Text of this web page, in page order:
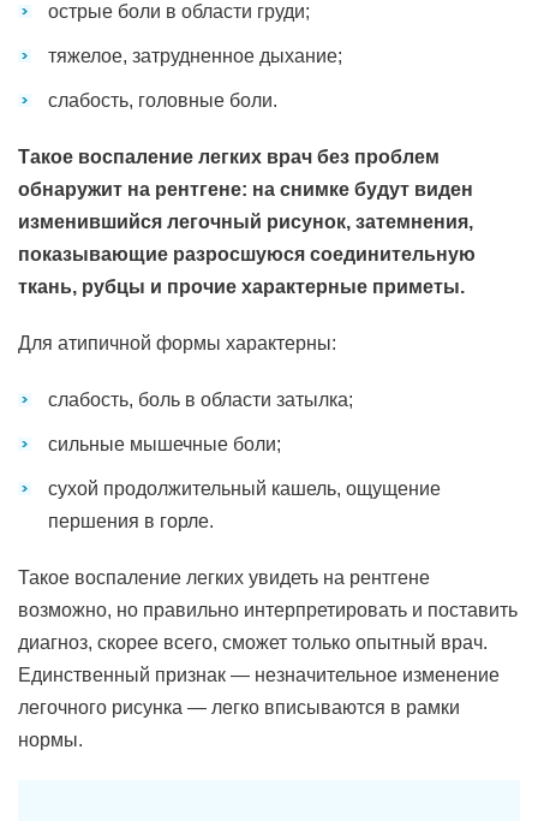
острые боли в области груди;
тяжелое, затрудненное дыхание;
слабость, головные боли.
Такое воспаление легких врач без проблем
обнаружит на рентгене: на снимке будут виден
изменившийся легочный рисунок, затемнения,
показывающие разросшуюся соединительную
ткань, рубцы и прочие характерные приметы.
Для атипичной формы характерны:
слабость, боль в области затылка;
сильные мышечные боли;
сухой продолжительный кашель, ощущение
першения в горле.
Такое воспаление легких увидеть на рентгене
возможно, но правильно интерпретировать и поставить
диагноз, скорее всего, сможет только опытный врач.
Единственный признак — незначительное изменение
легочного рисунка — легко вписываются в рамки
нормы.